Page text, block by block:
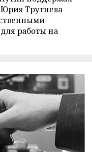
Трутнева
работы на